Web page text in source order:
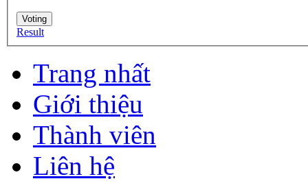
Result
Trang nhất
Giới thiệu
Thành viên
Liên hệ